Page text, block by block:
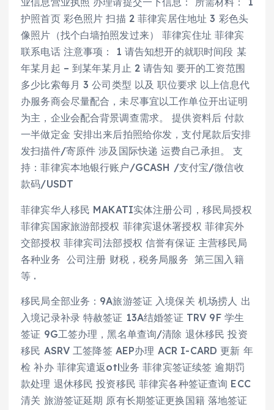
护照首页 彩色照片 扫描 2 菲律宾居住地址 3 彩色头
像照片（找个白墙拍照发过来） 菲律宾住址 菲律宾
联系电话 注意事项： 1 请告知想开的就职时间段 某
年某月起 – 到某年某月止 2 请告知 要开的工资范围
多少比索每月 3 公司类型 以及 职位要求 以上信息代
办服务商会尽量配合，未尽事宜以工作单位开出证明
为主，企业会配合背景调查需求。 提供资料后 付款
一半做定金 安排出来后拍照给你发，支付尾款后安排
发扫描件/寄原件 涉及国际快递 运费自己承担。 支
持：菲律宾本地银行账户/GCASH /支付宝/微信收
款码/USDT
菲律宾华人移民 MAKATI实体注册公司，移民局授权
菲律宾国家旅游部授权 菲律宾退休署授权 菲律宾外
交部授权 菲律宾司法部授权 信誉有保证 主营移民局
各种业务 公司注册 财税，税务局服务 第三国入籍
等 .
移民局全部业务：9A旅游签证 入境保关 机场捞人 出
入境记录补录 特赦签证 13A结婚签证 TRV 9F 学生
签证 9G工签办理，黑名单查询/清除 退休移民 投资
移民 ASRV 工签降签 AEP办理 ACR I-CARD 更新 年
检 补办 菲律宾遣返otl业务 菲律宾签证续签 逾期罚
款处理 退休移民 投资移民 菲律宾各种签证查询 ECC
清关 旅游签证延期 原有长期签证更换国籍 落地签证